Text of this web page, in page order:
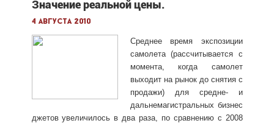
Значение реальной цены.
4 августа 2010
Среднее время экспозиции
самолета (рассчитывается с
момента, когда самолет
выходит на рынок до снятия с
продажи) для средне- и
дальнемагистральных бизнес
джетов увеличилось в два раза, по сравнению с 2008